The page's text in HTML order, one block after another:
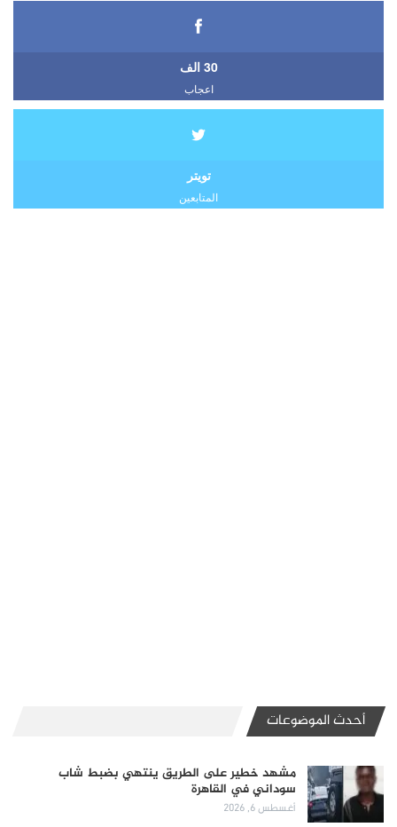
30 الف
اعجاب
تويتر
المتابعين
أحدث الموضوعات
مشهد خطير على الطريق ينتهي بضبط شاب
سوداني في القاهرة
أغسطس 6, 2026